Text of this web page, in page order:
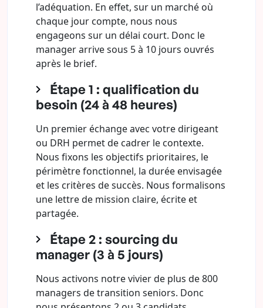
l’adéquation. En effet, sur un marché où
chaque jour compte, nous nous
engageons sur un délai court. Donc le
manager arrive sous 5 à 10 jours ouvrés
après le brief.
Étape 1 : qualification du
besoin (24 à 48 heures)
Un premier échange avec votre dirigeant
ou DRH permet de cadrer le contexte.
Nous fixons les objectifs prioritaires, le
périmètre fonctionnel, la durée envisagée
et les critères de succès. Nous formalisons
une lettre de mission claire, écrite et
partagée.
Étape 2 : sourcing du
manager (3 à 5 jours)
Nous activons notre vivier de plus de 800
managers de transition seniors. Donc